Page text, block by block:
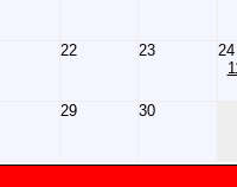
22 23
24
29 30